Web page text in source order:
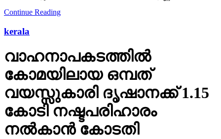
Continue Reading
kerala
വാഹനാപകടത്തില്‍
കോമയിലായ ഒമ്പത്
വയസ്സുകാരി ദൃഷാനക്ക് 1.15
കോടി നഷ്ടപരിഹാരം
നല്‍കാന്‍ കോടതി